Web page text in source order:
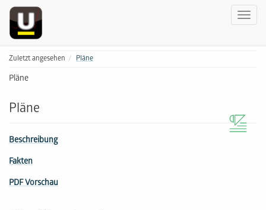
Zuletzt angesehen Pläne
Pläne
Pläne
Beschreibung
Fakten
PDF Vorschau